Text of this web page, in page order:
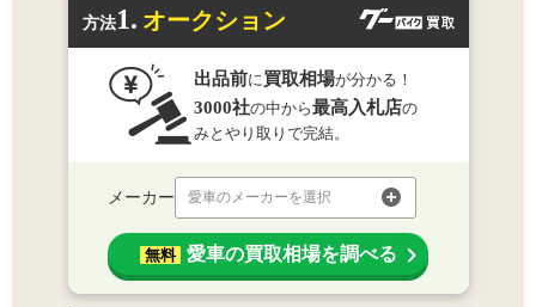
方法1. オークション
出品前に買取相場が分かる！
3000社の中から最高入札店の
みとやり取りで完結。
メーカー 愛車のメーカーを選択
無料 愛車の買取相場を調べる